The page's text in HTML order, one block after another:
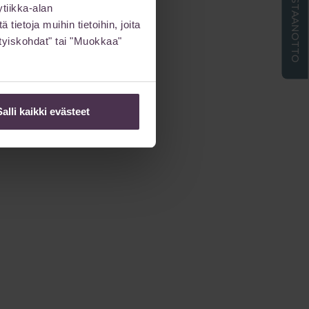
alan
tietoja muihin tietoihin, joita
tai "Muokkaa"
kaikki evästeet